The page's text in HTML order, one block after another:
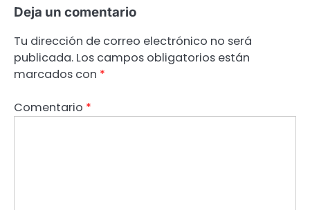
Deja un comentario
Tu dirección de correo electrónico no será
publicada. Los campos obligatorios están
marcados con *
Comentario *